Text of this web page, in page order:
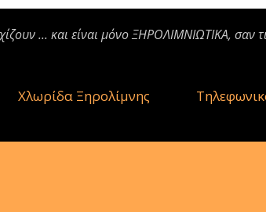
... και είναι μόνο ΞΗΡΟΛΙΜΝΙΩΤΙΚΑ, σαν
Χλωρίδα Ξηρολίμνης